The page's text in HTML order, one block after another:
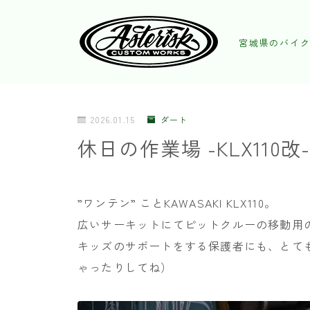
宮城県のバイ
2026.01.15 ダート
休日の作業場 -KLX110改-
”ワンテン” ことKAWASAKI KLX110。
広いサーキットにてピットクルーの移動
キッズのサポートをする保護者にも、と
ゃったりしてね）